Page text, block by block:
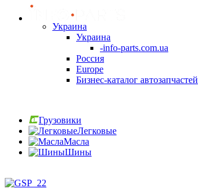
Украина
Украина
-info-parts.com.ua
Россия
Europe
Бизнес-каталог автозапчастей
Грузовики
Легковые
Масла
Шины